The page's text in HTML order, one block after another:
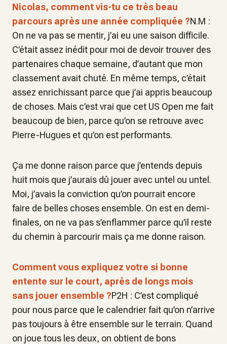
Nicolas, comment vis-tu ce très beau
parcours après une année compliquée ?N.M :
On ne va pas se mentir, j’ai eu une saison difficile.
C’était assez inédit pour moi de devoir trouver des
partenaires chaque semaine, d’autant que mon
classement avait chuté. En même temps, c’était
assez enrichissant parce que j’ai appris beaucoup
de choses. Mais c’est vrai que cet US Open me fait
beaucoup de bien, parce qu’on se retrouve avec
Pierre-Hugues et qu’on est performants.
Ça me donne raison parce que j’entends depuis
huit mois que j’aurais dû jouer avec untel ou untel.
Moi, j’avais la conviction qu’on pourrait encore
faire de belles choses ensemble. On est en demi-
finales, on ne va pas s’enflammer parce qu’il reste
du chemin à parcourir mais ça me donne raison.
Comment vous expliquez votre si bonne
entente sur le court, après de longs mois
sans jouer ensemble ?P2H : C’est compliqué
pour nous parce que le calendrier fait qu’on n’arrive
pas toujours à être ensemble sur le terrain. Quand
on joue tous les deux, on obtient de bons